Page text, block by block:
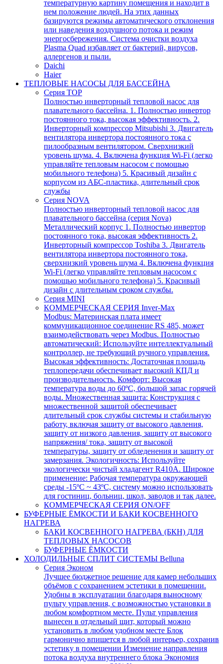
температурную картину помещения и находит в
нем положение людей. На этих данных
базируются режимы автоматического отклонения
или наведения воздушного потока и режим
энергосбережения. Система очистки воздуха
Plasma Quad избавляет от бактерий, вирусов,
аллергенов и пыли.
Daichi
Haier
ТЕПЛОВЫЕ НАСОСЫ ДЛЯ БАССЕЙНА
Серия TOP
Полностью инверторный тепловой насос для
плавательного бассейна. 1. Полностью инвертор
постоянного тока, высокая эффективность. 2.
Инверторный компрессор Mitsubishi 3. Двигатель
вентилятора инвертора постоянного тока с
пилообразным вентилятором. Сверхнизкий
уровень шума. 4. Включена функция Wi-Fi (легко
управляйте тепловым насосом с помощью
мобильного телефона) 5. Красивый дизайн с
корпусом из АБС-пластика, длительный срок
службы
Серия NOVA
Полностью инверторный тепловой насос для
плавательного бассейна (серия Nova)
Металлический корпус 1. Полностью инвертор
постоянного тока, высокая эффективность 2.
Инверторный компрессор Toshiba 3. Двигатель
вентилятора инвертора постоянного тока,
сверхнизкий уровень шума 4. Включена функция
Wi-Fi (легко управляйте тепловым насосом с
помощью мобильного телефона) 5. Красивый
дизайн с длительным сроком службы.
Серия MINI
КОММЕРЧЕСКАЯ СЕРИЯ Inver-Max
Modbus: Материнская плата имеет
коммуникационное соединение RS 485, может
взаимодействовать через Modbus. Полностью
автоматический: Используйте интеллектуальный
контроллер, не требующий ручного управления.
Высокая эффективность: Достаточная площадь
теплопередачи обеспечивает высокий КПД и
производительность. Комфорт: Высокая
температура воды до 60ºC, большой запас горячей
воды. Множественная защита: Конструкция с
множественной защитой обеспечивает
длительный срок службы системы и стабильную
работу, включая защиту от высокого давления,
защиту от низкого давления, защиту от высокого
напряжения/ тока, защиту от высокой
температуры, защиту от обледенения и защиту от
замерзания. Экологичность: Используйте
экологически чистый хладагент R410A. Широкое
применение: Рабочая температура окружающей
среды -15ºC ~ 43ºC, систему можно использовать
для гостиниц, больниц, школ, заводов и так далее.
КОММЕРЧЕСКАЯ СЕРИЯ ON/OFF
БУФЕРНЫЕ ЁМКОСТИ И БАКИ КОСВЕННОГО
НАГРЕВА
БАКИ КОСВЕННОГО НАГРЕВА (БКН) ДЛЯ
ТЕПЛОВЫХ НАСОСОВ
БУФЕРНЫЕ ЁМКОСТИ
ХОЛОДИЛЬНЫЕ СПЛИТ СИСТЕМЫ Belluna
Серия Эконом
Лучшее бюджетное решение для камер небольших
объёмов с сохранением эстетики в помещении.
Удобны в эксплуатации благодаря выносному
пульту управления, с возможностью установки в
любом комфортном месте. Пульт управления
вынесен в отдельный щит, который можно
установить в любом удобном месте Блок
гармонично впишется в любой интерьер, сохранив
эстетику в помещении Изменение направления
потока воздуха внутреннего блока Экономия